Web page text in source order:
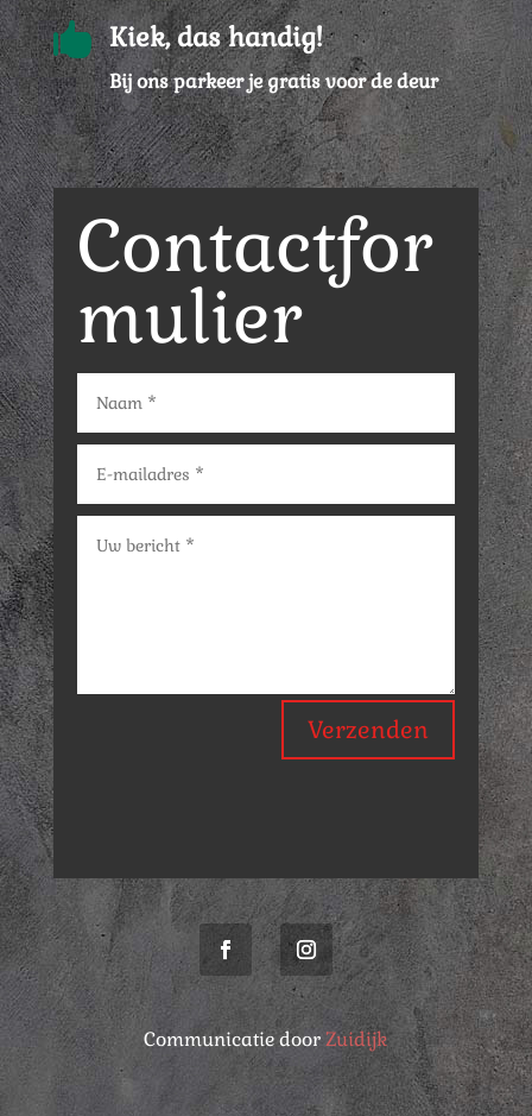
 Kiek, das handig!
Bij ons parkeer je gratis voor de deur
Contactfor
mulier
Verzenden
Communicatie door Zuidijk